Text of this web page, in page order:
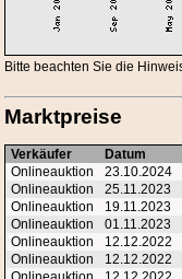
Bitte beachten Sie die
Marktpreise
Verkäufer Datum
Onlineauktion
23.10.2024
Onlineauktion
25.11.2023
Onlineauktion
19.11.2023
Onlineauktion
01.11.2023
Onlineauktion
12.12.2022
Onlineauktion
12.12.2022